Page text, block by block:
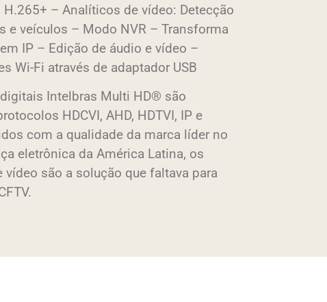
– Analíticos de vídeo: Detecção
e veículos – Modo NVR – Transforma
IP – Edição de áudio e vídeo –
Wi-Fi através de adaptador USB
Intelbras Multi HD® são
HDCVI, AHD, HDTVI, IP e
com a qualidade da marca líder no
eletrônica da América Latina, os
são a solução que faltava para